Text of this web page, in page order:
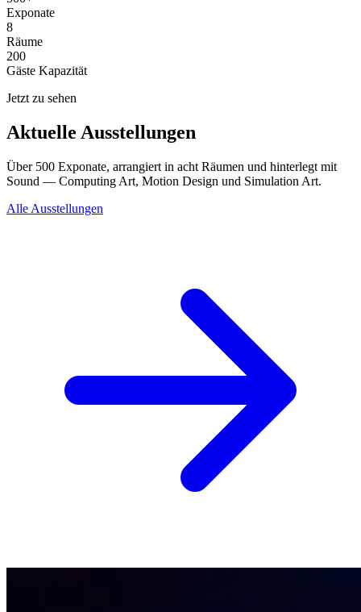
Exponate
8
Räume
200
Gäste Kapazität
Jetzt zu sehen
Aktuelle Ausstellungen
Über 500 Exponate, arrangiert in acht Räumen und hinterlegt mit
Sound — Computing Art, Motion Design und Simulation Art.
Alle Ausstellungen